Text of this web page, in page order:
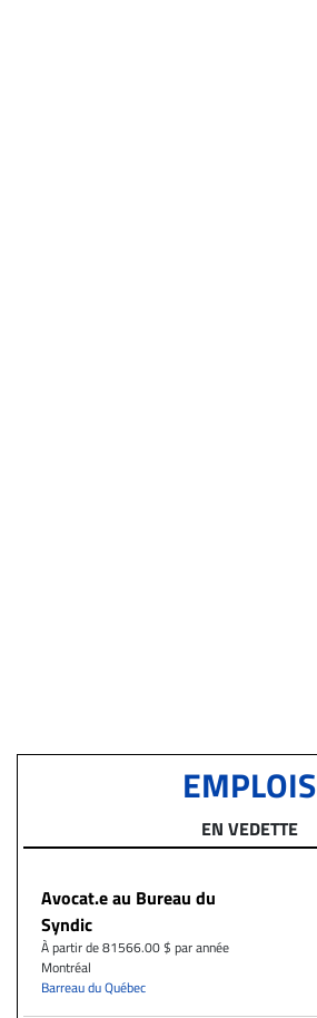
EMPLOIS
EN VEDETTE
Avocat.e au Bureau du
Syndic
À partir de 81566.00 $ par année
Montréal
Barreau du Québec